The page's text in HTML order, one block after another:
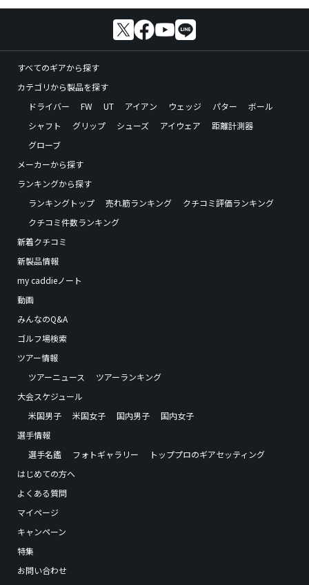
すべてのギアから探す
カテゴリから製品を探す
ドライバー
FW UT アイアン ウェッジ パター
ボール
シャフト
グリップ シューズ アイウェア
距離計測器
グローブ
メーカーから探す
ランキングから探す
ランキングトップ
売れ筋ランキング
クチコミ評価ランキング
クチコミ件数ランキング
新着クチコミ
新製品情報
my caddieノート
動画
みんなのQ&A
ゴルフ場検索
ツアー情報
ツアーニュース
ツアーランキング
大会スケジュール
米国男子
米国女子 国内男子
国内女子
選手情報
選手名鑑
フォトギャラリー
トッププロのギアセッティング
はじめての方へ
よくある質問
マイページ
キャンペーン
特集
お問い合わせ